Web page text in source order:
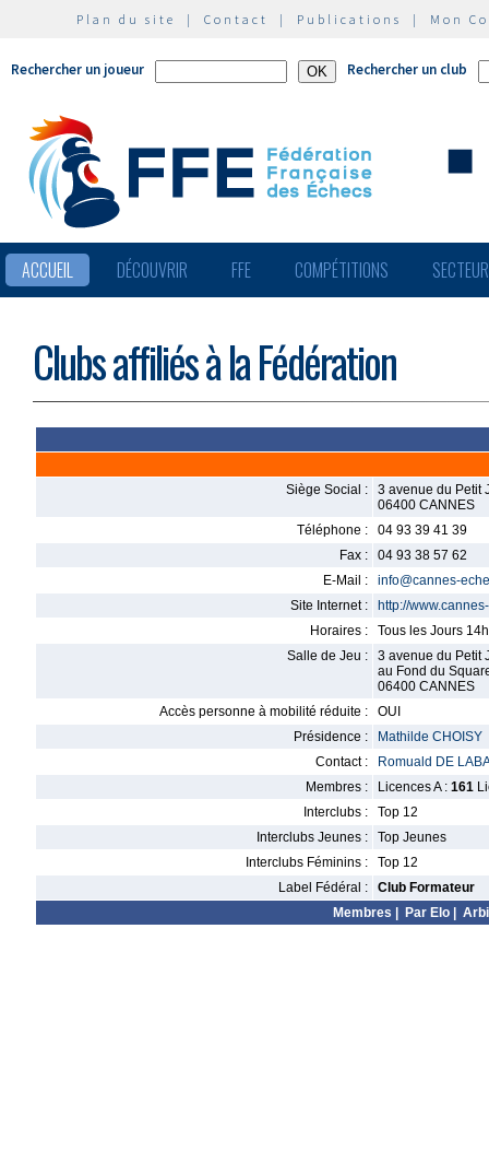
Plan du site | Contact | Publications | Mon
Rechercher un joueur Rechercher un club
ACCUEIL DÉCOUVRIR FFE COMPÉTITIONS
Clubs affiliés à la Fédération
Siège Social :
3 avenue du Petit
06400 CANNES
Téléphone :
04 93 39 41 39
Fax :
04 93 38 57 62
E-Mail :
info@cannes-
Site Internet :
http://
Horaires :
Tous les Jours
Salle de Jeu :
3 avenue du Petit
au Fond du
06400 CANNES
Accès personne à mobilité réduite :
OUI
Présidence :
Mathilde CHOISY
Contact :
Romuald DE
Membres :
Licences A : 161
Interclubs :
Top 12
Interclubs Jeunes :
Top Jeunes
Interclubs Féminins :
Top 12
Label Fédéral :
Club Formateur
Membres
Par Elo